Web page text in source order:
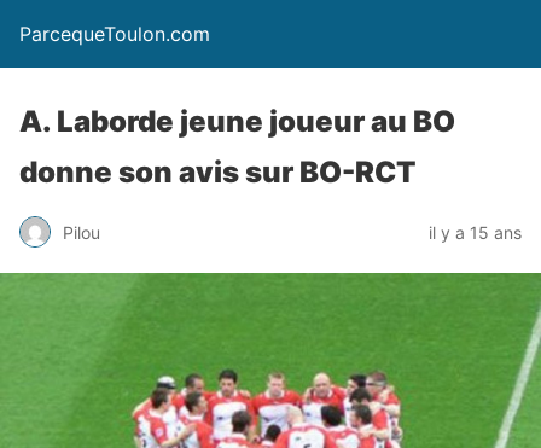
ParcequeToulon.com
A. Laborde jeune joueur au BO
donne son avis sur BO-RCT
Pilou il y a 15 ans